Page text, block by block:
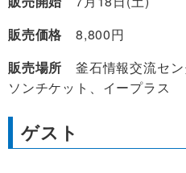
販売価格 8,800円
販売場所 釜石情報交流セ
ソンチケット、イープラス
ゲスト